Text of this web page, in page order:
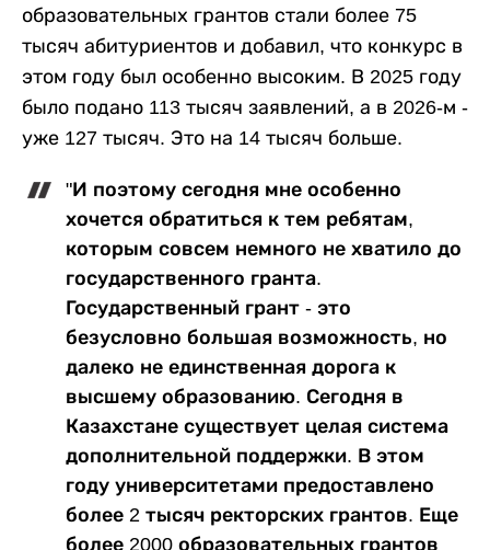
образовательных грантов стали более 75
тысяч абитуриентов и добавил, что конкурс в
этом году был особенно высоким. В 2025 году
было подано 113 тысяч заявлений, а в 2026-м -
уже 127 тысяч. Это на 14 тысяч больше.
"И поэтому сегодня мне особенно
хочется обратиться к тем ребятам,
которым совсем немного не хватило до
государственного гранта.
Государственный грант - это
безусловно большая возможность, но
далеко не единственная дорога к
высшему образованию. Сегодня в
Казахстане существует целая система
дополнительной поддержки. В этом
году университетами предоставлено
более 2 тысяч ректорских грантов. Еще
более 2000 образовательных грантов